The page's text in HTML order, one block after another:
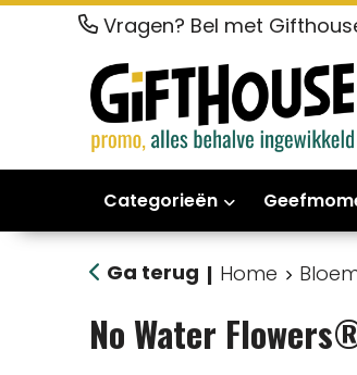
Vragen? Bel met
Categorieën
Ga terug | Home
No Water